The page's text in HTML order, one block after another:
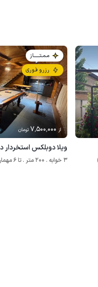
مـمـتــــــاز
رزرو فوری
از 7٬500٬000 تومان
ویلا دوبلکس استخردار
3 خوابه . 200 متر . تا 6 مهمان